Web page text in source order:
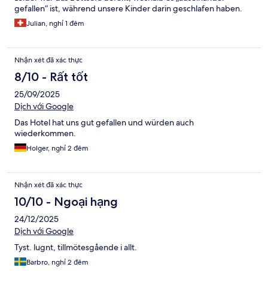
gefallen“ ist, während unsere Kinder darin geschlafen haben.
Julian, nghỉ 1 đêm
Nhận xét đã xác thực
8/10 - Rất tốt
25/09/2025
Dịch với Google
Das Hotel hat uns gut gefallen und würden auch
wiederkommen.
Holger, nghỉ 2 đêm
Nhận xét đã xác thực
10/10 - Ngoại hạng
24/12/2025
Dịch với Google
Tyst. lugnt, tillmötesgående i allt.
Barbro, nghỉ 2 đêm